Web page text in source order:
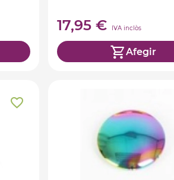
17,95 € IVA inclòs
Afegir